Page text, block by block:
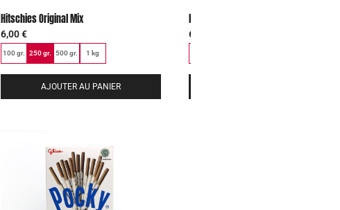
Hitschies Original Mix
6,00€
100 gr. 250 gr. 500 gr. 1 kg
AJOUTER AU PANIER
Hitschies Sour Blue
6,00